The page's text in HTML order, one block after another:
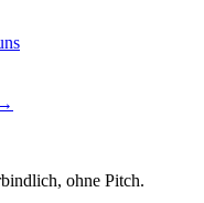
→
ohne Pitch.